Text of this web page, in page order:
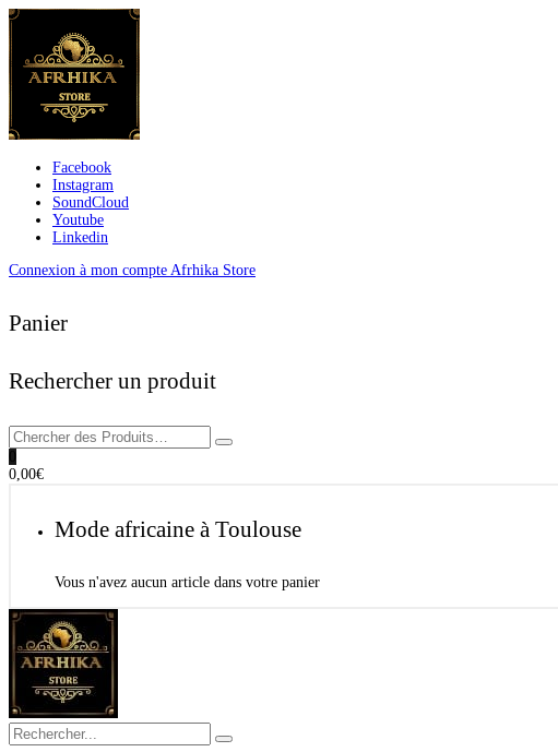
Facebook
Instagram
SoundCloud
Youtube
Linkedin
Connexion à mon compte Afrhika Store
Panier
Rechercher un produit
0,00€
Mode africaine à Toulouse
Vous n'avez aucun article dans votre panier